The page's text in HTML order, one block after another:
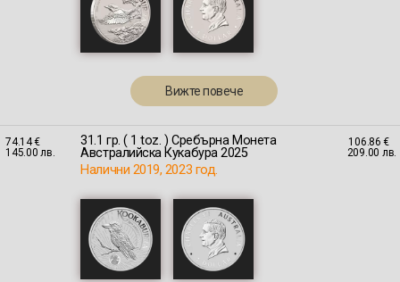
Вижте повече
74.14 €
145.00 лв.
31.1 гр. ( 1 toz. ) Сребърна Монета
Австралийскa Кукабура 2025
Налични 2019, 2023 год.
106.86 €
209.00 лв.